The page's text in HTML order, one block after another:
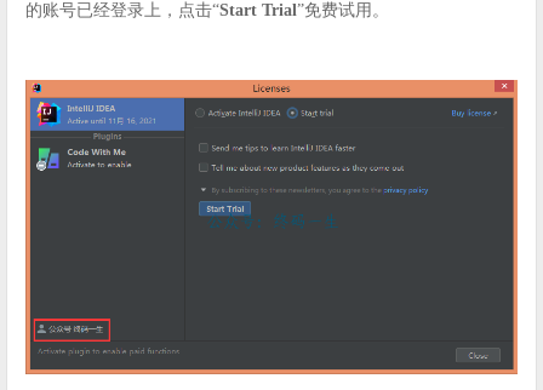
的账号已经登录上，点击“Start Trial”免费试用。